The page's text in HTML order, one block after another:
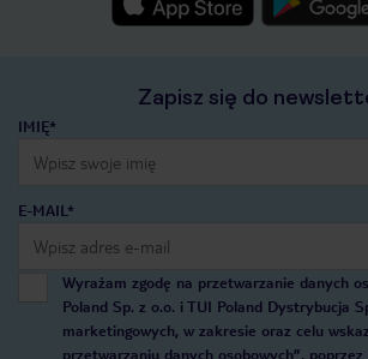
Zapisz się do
IMIĘ*
E-MAIL*
Wyrażam zgodę na przetwarzanie danych
Poland Sp. z o.o. i TUI Poland Dystrybucja
marketingowych, w zakresie oraz celu
przetwarzaniu danych osobowych”,